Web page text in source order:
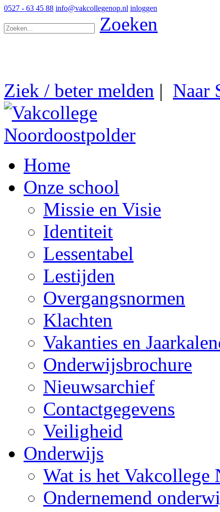
0527 - 63 45 88 info@vakcollegenop.nl inloggen
Zoeken
Ziek / beter melden | Naar
Home
Onze school
Missie en Visie
Identiteit
Lessentabel
Lestijden
Overgangsnormen
Klachten
Vakanties en
Onderwijsbrochure
Nieuwsarchief
Contactgegevens
Veiligheid
Onderwijs
Wat is het Vakcollege
Ondernemend